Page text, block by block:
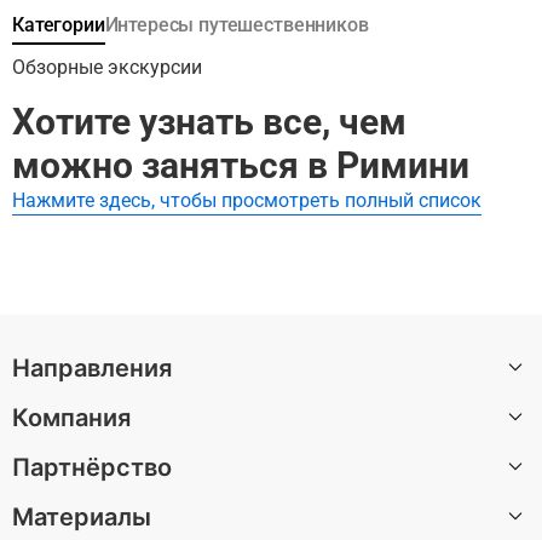
капитана Немо, Замок волшебника Мерлина, Залив
Питера Пэна и Долина гномов. Попробуйте гигантскую
горку, район Гранд-Каньона и Красную гору. Летом вы
острова Мауи.
КатегорииИнтересы путешественников
Обзорные экскурсии
Хотите узнать все, чем
можно заняться в Римини
Нажмите здесь, чтобы просмотреть полный список
Направления
Санкт-Петербург
Москва
Барселона
Компания
О нас
Вакансии
Партнёрство
Стать автором экскурсии
Материалы